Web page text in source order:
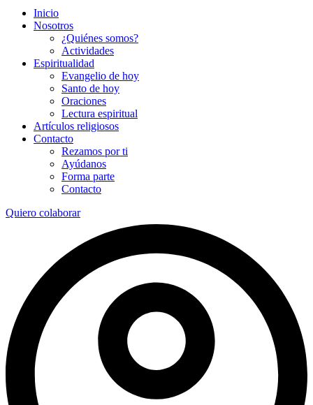
Inicio
Nosotros
¿Quiénes somos?
Actividades
Espiritualidad
Evangelio de hoy
Santo de hoy
Oraciones
Lectura espiritual
Artículos religiosos
Contacto
Rezamos por ti
Ayúdanos
Forma parte
Contacto
Quiero colaborar